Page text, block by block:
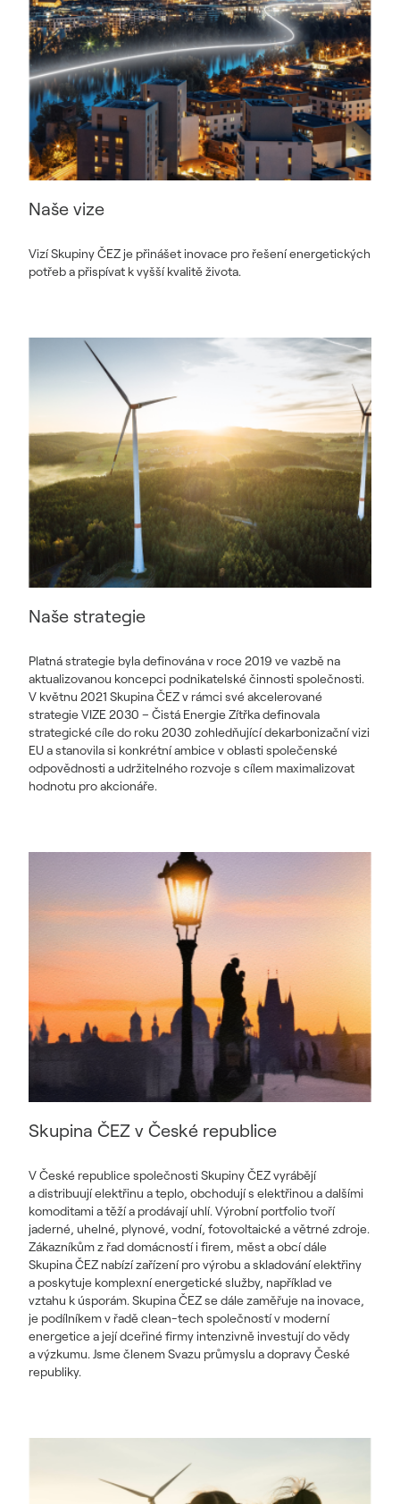
Naše vize
Vizí Skupiny ČEZ je přinášet inovace pro řešení energetických
potřeb a přispívat k vyšší kvalitě života.
Naše strategie
Platná strategie byla definována v roce 2019 ve vazbě na
aktualizovanou koncepci podnikatelské činnosti společnosti.
V květnu 2021 Skupina ČEZ v rámci své akcelerované
strategie VIZE 2030 – Čistá Energie Zítřka definovala
strategické cíle do roku 2030 zohledňující dekarbonizační vizi
EU a stanovila si konkrétní ambice v oblasti společenské
odpovědnosti a udržitelného rozvoje s cílem maximalizovat
hodnotu pro akcionáře.
Skupina ČEZ v České republice
V České republice společnosti Skupiny ČEZ vyrábějí
a distribuují elektřinu a teplo, obchodují s elektřinou a dalšími
komoditami a těží a prodávají uhlí. Výrobní portfolio tvoří
jaderné, uhelné, plynové, vodní, fotovoltaické a větrné zdroje.
Zákazníkům z řad domácností i firem, měst a obcí dále
Skupina ČEZ nabízí zařízení pro výrobu a skladování elektřiny
a poskytuje komplexní energetické služby, například ve
vztahu k úsporám. Skupina ČEZ se dále zaměřuje na inovace,
je podílníkem v řadě clean-tech společností v moderní
energetice a její dceřiné firmy intenzivně investují do vědy
a výzkumu. Jsme členem Svazu průmyslu a dopravy České
republiky.